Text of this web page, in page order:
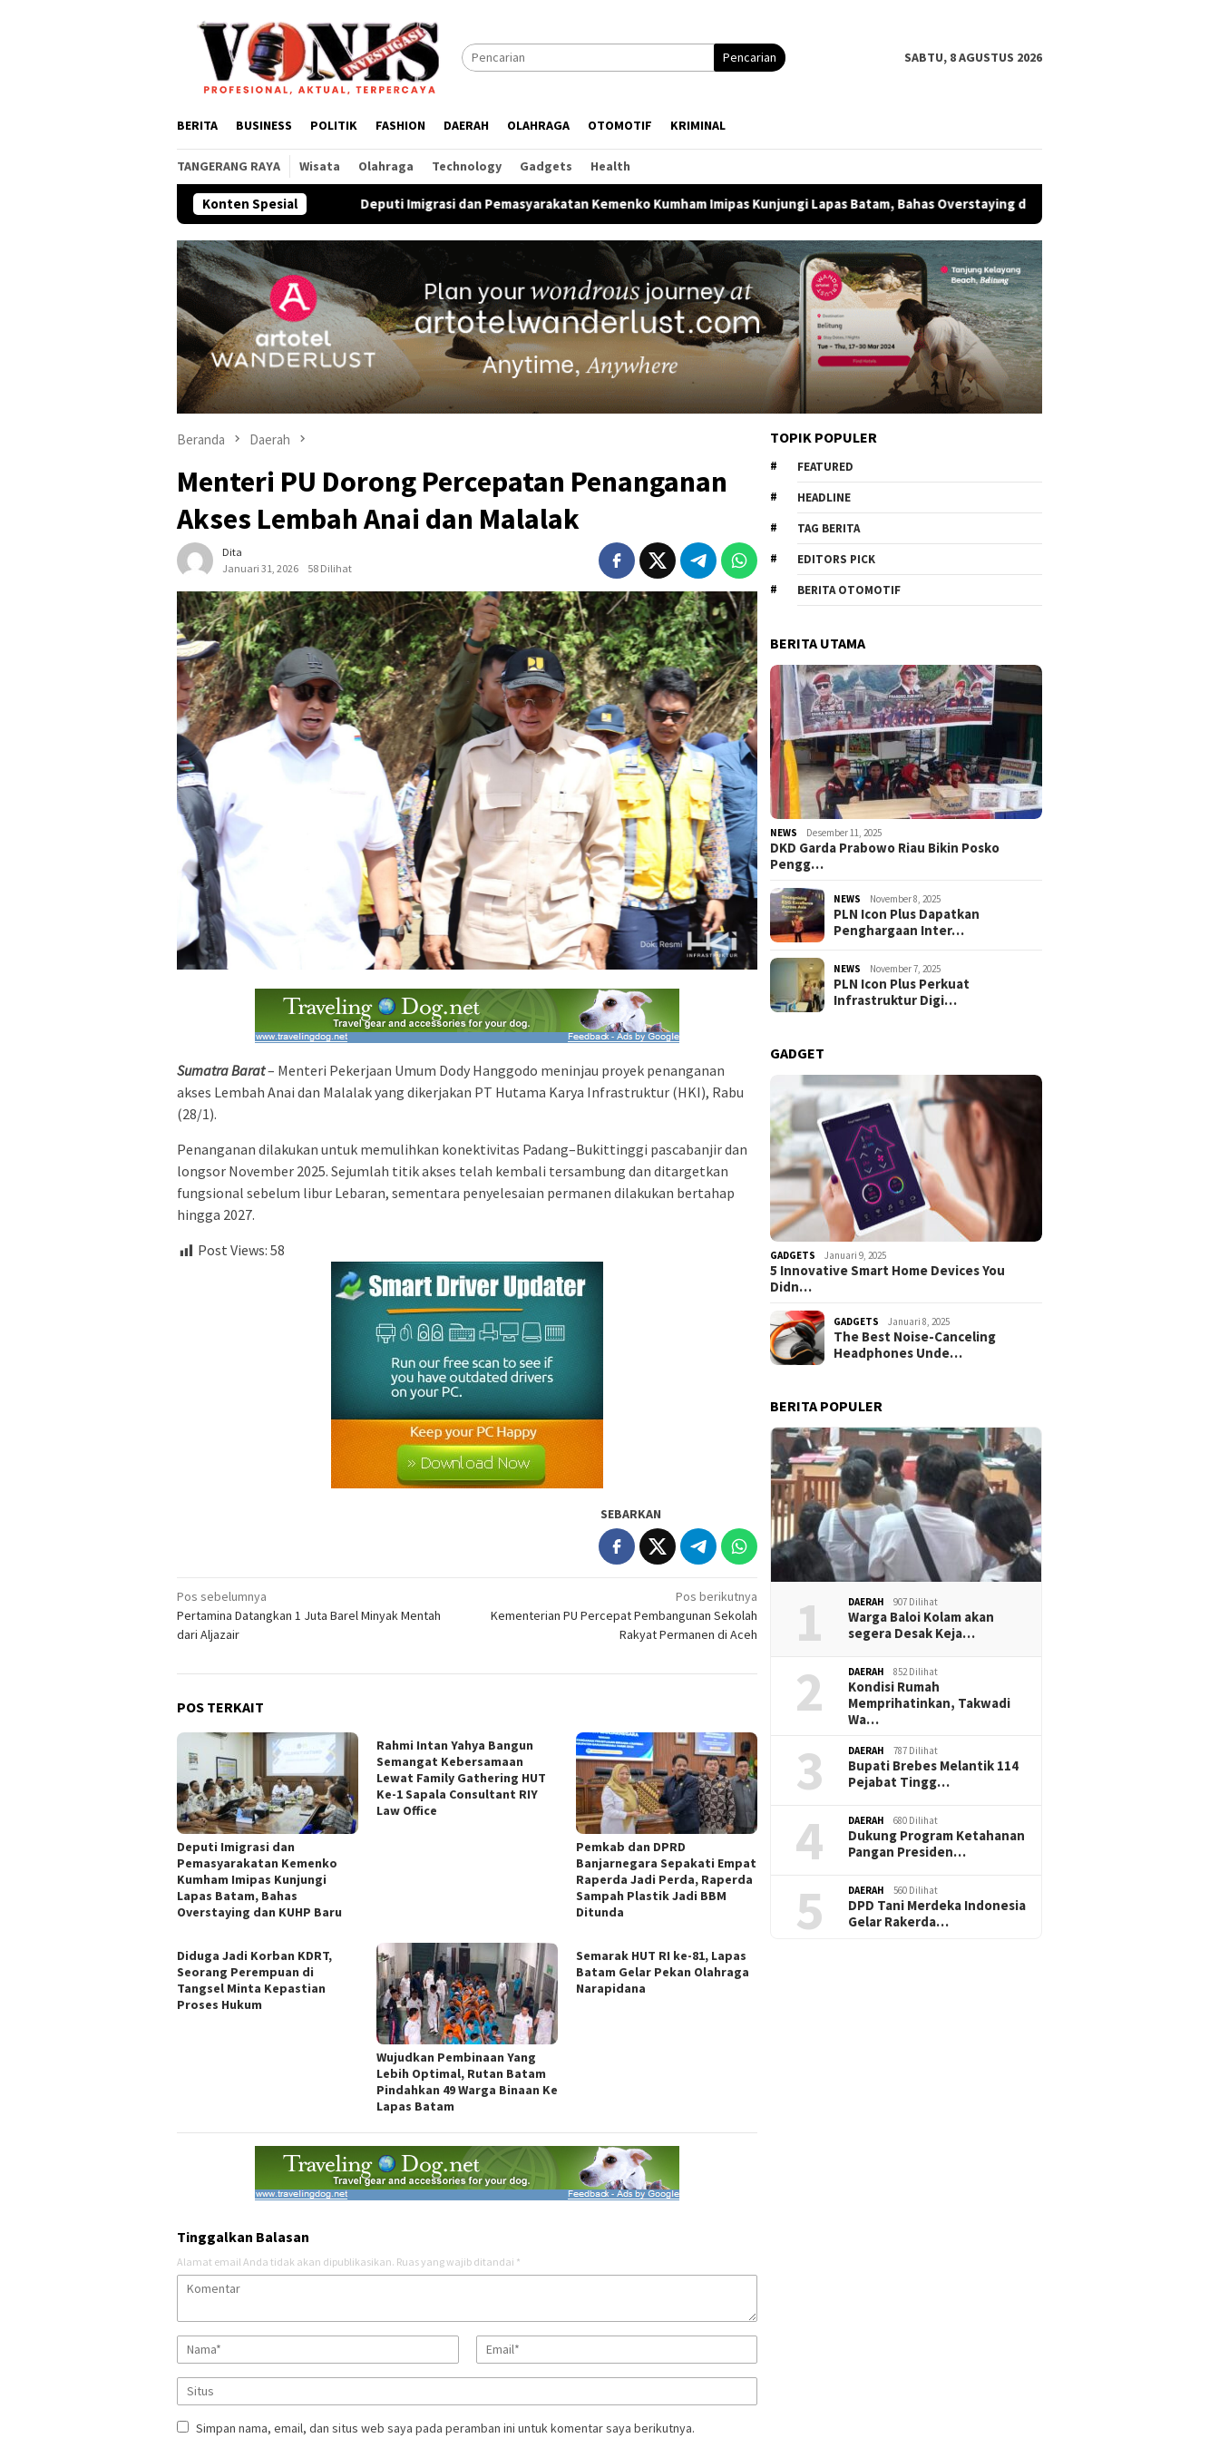
Pencarian SABTU, 8 AGUSTUS 2026
BERITA BUSINESS POLITIK FASHION DAERAH OLAHRAGA OTOMOTIF KRIMINAL
TANGERANG RAYA Wisata Olahraga Technology Gadgets Health
Konten Spesial
Deputi Imigrasi dan Pemasyarakatan Kemenko Kumham Imipas Kunjungi Lapas Batam, Bahas Overstaying dan KUHP Baru
Beranda Daerah
Menteri PU Dorong Percepatan Penanganan
Akses Lembah Anai dan Malalak
Dita
Januari 31, 2026
58 Dilihat
Sumatra Barat– Menteri Pekerjaan Umum Dody Hanggodo meninjau proyek penanganan
akses Lembah Anai dan Malalak yang dikerjakan PT Hutama Karya Infrastruktur (HKI), Rabu
(28/1).
Penanganan dilakukan untuk memulihkan konektivitas Padang–Bukittinggi pascabanjir dan
longsor November 2025. Sejumlah titik akses telah kembali tersambung dan ditargetkan
fungsional sebelum libur Lebaran, sementara penyelesaian permanen dilakukan bertahap
hingga 2027.
Post Views: 58
SEBARKAN
Navigasi
pos
Pos sebelumnya
Pertamina Datangkan 1 Juta Barel Minyak Mentah
dari Aljazair
Pos berikutnya
Kementerian PU Percepat Pembangunan Sekolah
Rakyat Permanen di Aceh
POS TERKAIT
Deputi Imigrasi dan
Pemasyarakatan Kemenko
Kumham Imipas Kunjungi
Lapas Batam, Bahas
Overstaying dan KUHP Baru
Rahmi Intan Yahya Bangun
Semangat Kebersamaan
Lewat Family Gathering HUT
Ke-1 Sapala Consultant RIY
Law Office
Pemkab dan DPRD
Banjarnegara Sepakati Empat
Raperda Jadi Perda, Raperda
Sampah Plastik Jadi BBM
Ditunda
Diduga Jadi Korban KDRT,
Seorang Perempuan di
Tangsel Minta Kepastian
Proses Hukum
Wujudkan Pembinaan Yang
Lebih Optimal, Rutan Batam
Pindahkan 49 Warga Binaan Ke
Lapas Batam
Semarak HUT RI ke-81, Lapas
Batam Gelar Pekan Olahraga
Narapidana
Tinggalkan Balasan
Alamat email Anda tidak akan dipublikasikan. Ruas yang wajib ditandai *
Simpan nama, email, dan situs web saya pada peramban ini untuk komentar saya berikutnya.
TOPIK POPULER
FEATURED
HEADLINE
TAG BERITA
EDITORS PICK
BERITA OTOMOTIF
BERITA UTAMA
NEWS Desember 11, 2025
DKD Garda Prabowo Riau Bikin Posko
Pengg…
NEWS November 8, 2025
PLN Icon Plus Dapatkan
Penghargaan Inter…
NEWS November 7, 2025
PLN Icon Plus Perkuat
Infrastruktur Digi…
GADGET
GADGETS Januari 9, 2025
5 Innovative Smart Home Devices You
Didn…
GADGETS Januari 8, 2025
The Best Noise-Canceling
Headphones Unde…
BERITA POPULER
1 DAERAH 907 Dilihat
Warga Baloi Kolam akan
segera Desak Keja…
2 DAERAH 852 Dilihat
Kondisi Rumah
Memprihatinkan, Takwadi
Wa…
3 DAERAH 787 Dilihat
Bupati Brebes Melantik 114
Pejabat Tingg…
4 DAERAH 680 Dilihat
Dukung Program Ketahanan
Pangan Presiden…
5 DAERAH 560 Dilihat
DPD Tani Merdeka Indonesia
Gelar Rakerda…